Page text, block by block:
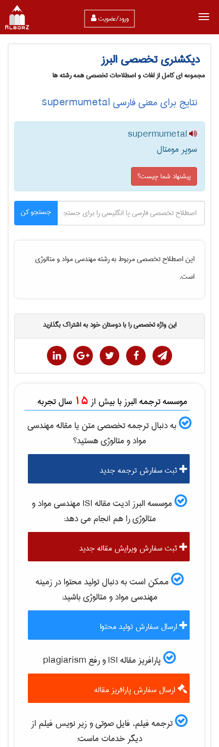
ورود/عضویت
دیکشنری تخصصی البرز
مجموعه ای کامل از لغات و اصطلاحات تخصصی همه رشته ها
نتایج برای معنی فارسی supermumetal
supermumetal
سوپر مومتال
پیشنهاد شما چیست؟
جستجو کن
این اصطلاح تخصصی مربوط به رشتهمهندسی مواد و متالوژی
است.
این واژه تخصصی را با دوستان خود به اشتراک بگذارید
موسسه ترجمه البرز با بیش از 15 سال تجربه
به دنبال ترجمه تخصصی متن یا مقالهمهندسی
مواد و متالوژیهستید؟
ثبت سفارش ترجمه جدید
موسسه البرز ادیت مقاله ISI
مهندسی مواد و
متالوژیرا هم انجام می دهد:
ثبت سفارش ویرایش مقاله جدید
ممکن است به دنبال تولید محتوا در زمینه
مهندسی مواد و متالوژیباشید:
ارسال سفارش تولید محتوا
پارافریز مقاله ISI و رفع plagiarism
ارسال سفارش پارافریز مقاله
ترجمه فیلم، فایل صوتی و زیر نویس فیلم از
دیگر خدمات ماست: